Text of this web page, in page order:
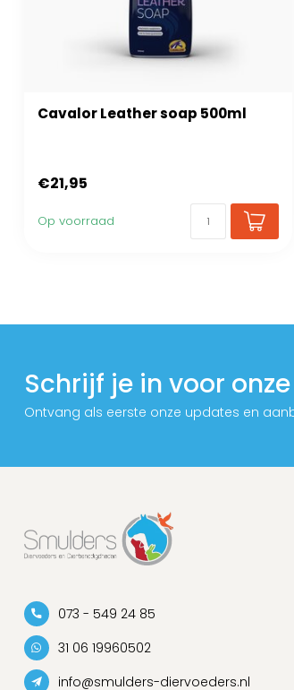
Cavalor Leather soap 500ml
€21,95
Op voorraad
Schrijf je in voor
Ontvang als eerste onze updates en
073 - 549 24 85
31 06 19960502
info@smulders-diervoeders.nl